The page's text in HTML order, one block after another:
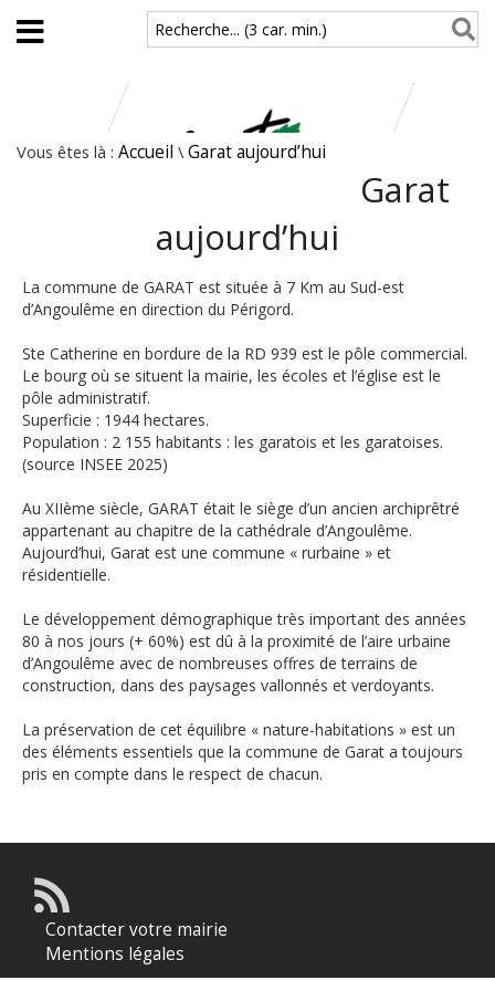
Aller au contenu principal
Recherche... (3 car. min.)
Vous êtes là : Accueil \ Garat aujourd’hui
Garat
aujourd’hui
La commune de GARAT est située à 7 Km au Sud-est
d’Angoulême en direction du Périgord.
Ste Catherine en bordure de la RD 939 est le pôle commercial.
Le bourg où se situent la mairie, les écoles et l’église est le
pôle administratif.
Superficie : 1944 hectares.
Population : 2 155 habitants : les garatois et les garatoises.
(source INSEE 2025)
Au XIIème siècle, GARAT était le siège d’un ancien archiprêtré
appartenant au chapitre de la cathédrale d’Angoulême.
Aujourd’hui, Garat est une commune « rurbaine » et
résidentielle.
Le développement démographique très important des années
80 à nos jours (+ 60%) est dû à la proximité de l’aire urbaine
d’Angoulême avec de nombreuses offres de terrains de
construction, dans des paysages vallonnés et verdoyants.
La préservation de cet équilibre « nature-habitations » est un
des éléments essentiels que la commune de Garat a toujours
pris en compte dans le respect de chacun.
Contacter votre mairie
Mentions légales